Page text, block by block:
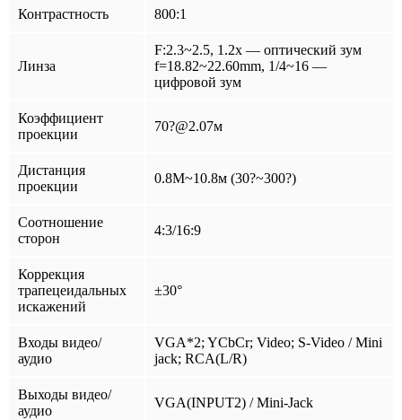
Контрастность 800:1
Линза
F:2.3~2.5, 1.2x — оптический зум
f=18.82~22.60mm, 1/4~16 —
цифровой зум
Коэффициент
проекции
70?@2.07м
Дистанция
проекции
0.8M~10.8м (30?~300?)
Соотношение
сторон
4:3/16:9
Коррекция
трапецеидальных
искажений
±30°
Входы видео/
аудио
VGA*2; YCbCr; Video; S-Video / Mini
jack; RCA(L/R)
Выходы видео/
аудио
VGA(INPUT2) / Mini-Jack